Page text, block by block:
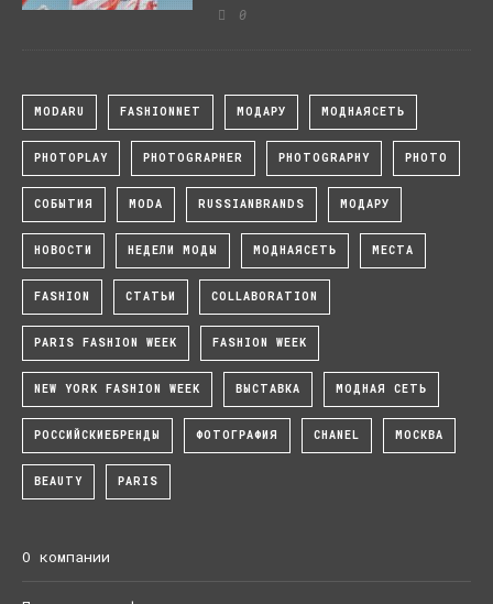
0
MODARU FASHIONNET МОДАРУ МОДНАЯСЕТЬ
PHOTOPLAY PHOTOGRAPHER PHOTOGRAPHY PHOTO
СОБЫТИЯ MODA RUSSIANBRANDS МОДАРУ
НОВОСТИ НЕДЕЛИ МОДЫ МОДНАЯСЕТЬ МЕСТА
FASHION СТАТЬИ COLLABORATION
PARIS FASHION WEEK FASHION WEEK
NEW YORK FASHION WEEK ВЫСТАВКА МОДНАЯ СЕТЬ
РОССИЙСКИЕБРЕНДЫ ФОТОГРАФИЯ CHANEL МОСКВА
BEAUTY PARIS
О компании